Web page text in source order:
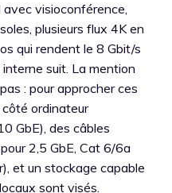
visioconférence,
plusieurs flux 4K en
qui rendent le 8 Gbit/s
suit. La mention
: pour approcher ces
ordinateur
GbE), des câbles
2,5 GbE, Cat 6/6a
et un stockage capable
sont visés.